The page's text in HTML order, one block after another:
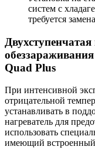
систем с
требуется
Quad Plus
При интенсивной
отрицательной
устанавливать в
нагреватель для
использовать
имеющий встроенный